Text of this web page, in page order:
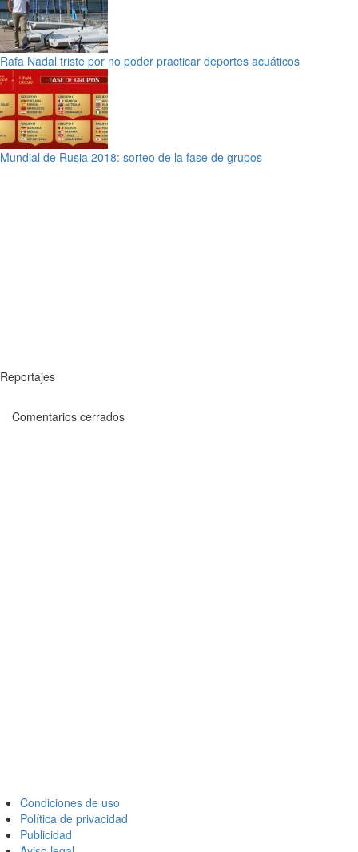
Rafa Nadal triste por no poder practicar deportes acuáticos
Mundial de Rusia 2018: sorteo de la fase de grupos
Reportajes
Comentarios cerrados
Condiciones de uso
Política de privacidad
Publicidad